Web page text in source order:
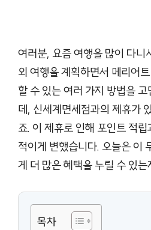
여러분, 요즘 여행을 많이 다니
외 여행을 계획하면서 메리어
할 수 있는 여러 가지 방법을
데, 신세계면세점과의 제휴가
죠. 이 제휴로 인해 포인트 적
적이게 변했습니다. 오늘은 이
게 더 많은 혜택을 누릴 수 있
목차